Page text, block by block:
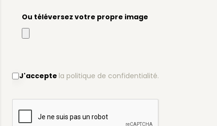
Ou téléversez votre propre image
J'accepte la politique de confidentialité.